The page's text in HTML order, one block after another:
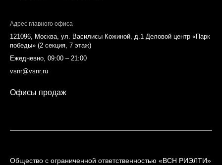
Адрес главного офиса
121096, Москва, ул. Василисы Кожиной, д.1 Деловой центр «Парк
победы» (2 секция, 7 этаж)
Ежедневно, 09:00 – 21:00
vsnr@vsnr.ru
Офисы продаж
Общество с ограниченной ответственностью «ВСН РИЭЛТИ»